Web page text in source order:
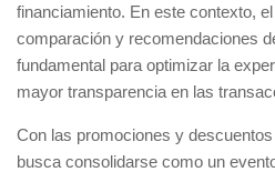
financiamiento. En este contexto,
comparación y recomendaciones
fundamental para optimizar la
mayor transparencia en las
Con las promociones y
busca consolidarse como un